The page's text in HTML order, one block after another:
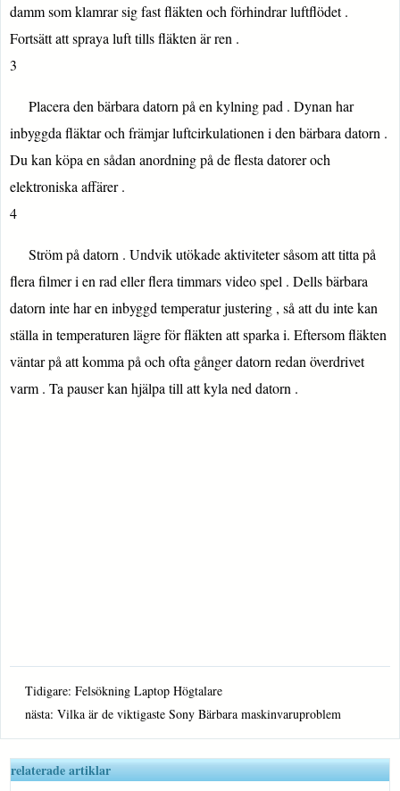
damm som klamrar sig fast fläkten och förhindrar luftflödet .
Fortsätt att spraya luft tills fläkten är ren .
3
Placera den bärbara datorn på en kylning pad . Dynan har
inbyggda fläktar och främjar luftcirkulationen i den bärbara datorn .
Du kan köpa en sådan anordning på de flesta datorer och
elektroniska affärer .
4
Ström på datorn . Undvik utökade aktiviteter såsom att titta på
flera filmer i en rad eller flera timmars video spel . Dells bärbara
datorn inte har en inbyggd temperatur justering , så att du inte kan
ställa in temperaturen lägre för fläkten att sparka i. Eftersom fläkten
väntar på att komma på och ofta gånger datorn redan överdrivet
varm . Ta pauser kan hjälpa till att kyla ned datorn .
Tidigare:Felsökning Laptop Högtalare
nästa:Vilka är de viktigaste Sony Bärbara maskinvaruproblem
relaterade artiklar